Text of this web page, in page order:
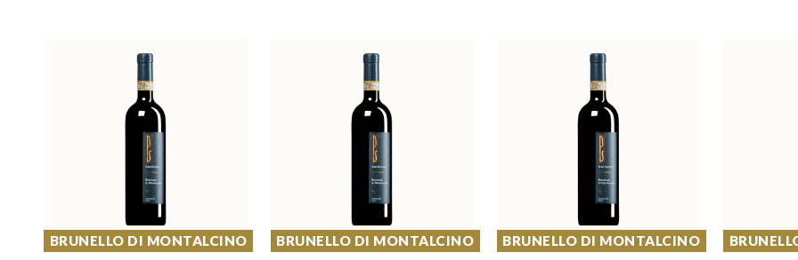
BRUNELLO DI MONTALCINO BRUNELLO DI MONTALCINO BRUNELLO DI MONTALCINO